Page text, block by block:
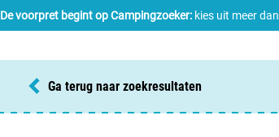
De voorpret begint op Campingzoeker: kies uit meer dan
Ga terug naar zoekresultaten